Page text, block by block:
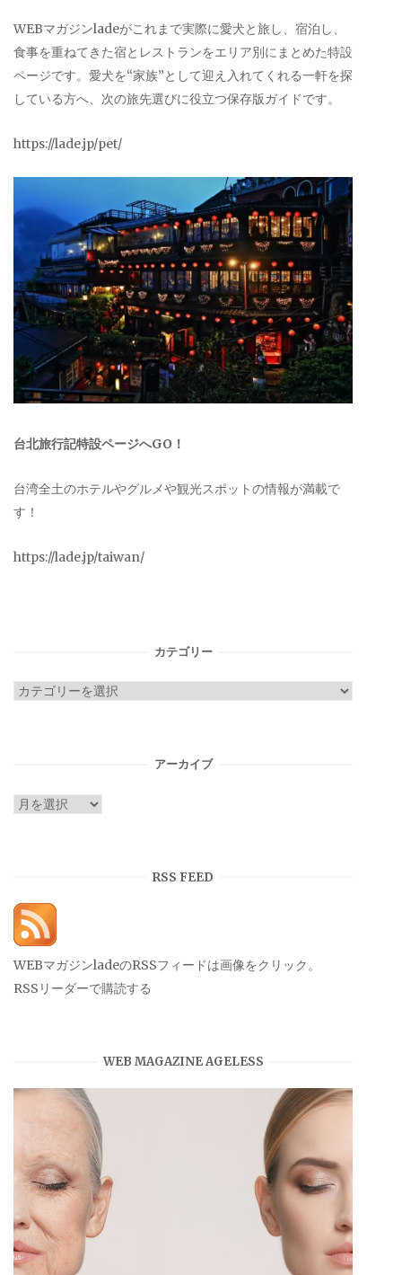
WEBマガジンladeがこれまで実際に愛犬と旅し、宿泊し、
食事を重ねてきた宿とレストランをエリア別にまとめた特設
ページです。愛犬を“家族”として迎え入れてくれる一軒を探
している方へ、次の旅先選びに役立つ保存版ガイドです。
https://lade.jp/pet/
台北旅行記特設ページへGO！
台湾全土のホテルやグルメや観光スポットの情報が満載で
す！
https://lade.jp/taiwan/
カテゴリー
カ
アーカイブ
ア
RSS FEED
WEBマガジンladeのRSSフィードは画像をクリック。
RSSリーダーで購読する
WEB MAGAZINE AGELESS